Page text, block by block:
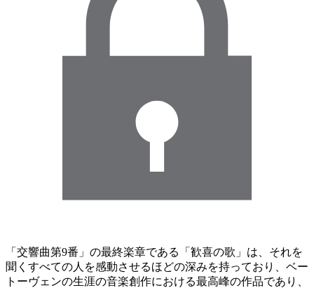
「交響曲第9番」の最終楽章である「歓喜の歌」は、それを
聞くすべての人を感動させるほどの深みを持っており、ベー
トーヴェンの生涯の音楽創作における最高峰の作品であり、